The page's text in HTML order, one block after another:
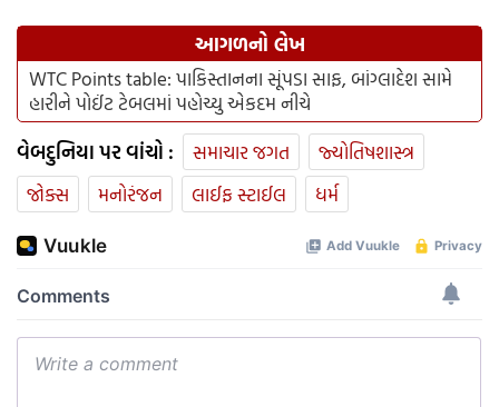
આગળનો લેખ
WTC Points table: પાકિસ્તાનના સૂંપડા સાફ, બાંગ્લાદેશ સામે
હારીને પોઈંટ ટેબલમાં પહોચ્યુ એકદમ નીચે
વેબદુનિયા પર વાંચો : સમાચાર જગત
જ્યોતિષશાસ્ત્ર
જોક્સ
મનોરંજન લાઈફ સ્ટાઈલ ધર્મ